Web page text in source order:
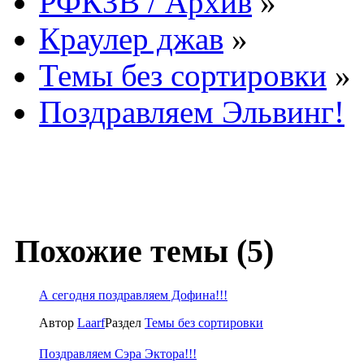
Краулер джав »
Темы без сортировки »
Поздравляем Эльвинг!
Похожие темы (5)
А сегодня поздравляем Дофина!!!
Автор LaarfРаздел Темы без сортировки
Поздравляем Сэра Эктора!!!